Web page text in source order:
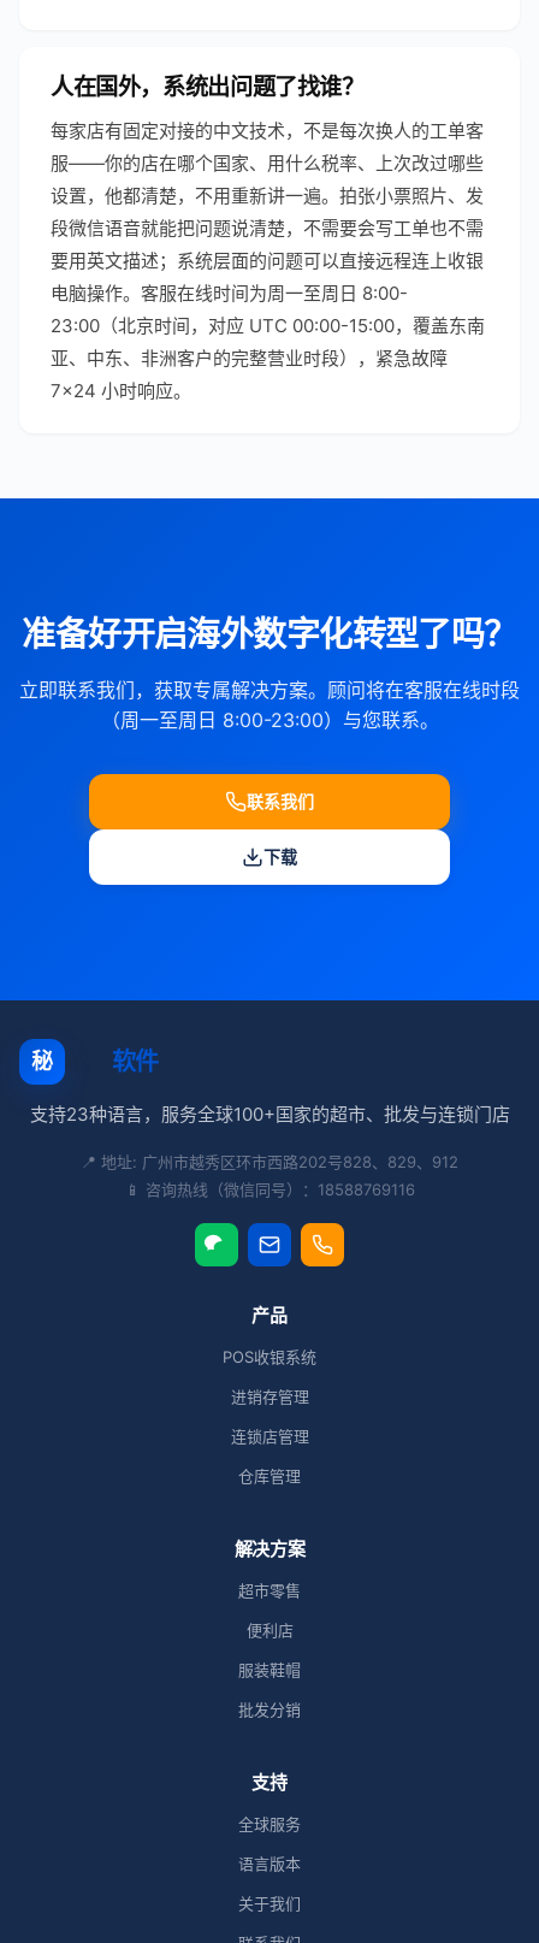
人在国外，系统出问题了找谁？
每家店有固定对接的中文技术，不是每次换人的工单客
服——你的店在哪个国家、用什么税率、上次改过哪些
设置，他都清楚，不用重新讲一遍。拍张小票照片、发
段微信语音就能把问题说清楚，不需要会写工单也不需
要用英文描述；系统层面的问题可以直接远程连上收银
电脑操作。客服在线时间为周一至周日 8:00-
23:00（北京时间，对应 UTC 00:00-15:00，覆盖东南
亚、中东、非洲客户的完整营业时段），紧急故障
7×24 小时响应。
准备好开启海外数字化转型了吗？
立即联系我们，获取专属解决方案。顾问将在客服在线时段
（周一至周日 8:00-23:00）与您联系。
联系我们
下载
秘 软件
支持23种语言，服务全球100+国家的超市、批发与连锁门店
📍 地址: 广州市越秀区环市西路202号828、829、912
📱 咨询热线（微信同号）：18588769116
产品
POS收银系统
进销存管理
连锁店管理
仓库管理
解决方案
超市零售
便利店
服装鞋帽
批发分销
支持
全球服务
语言版本
关于我们